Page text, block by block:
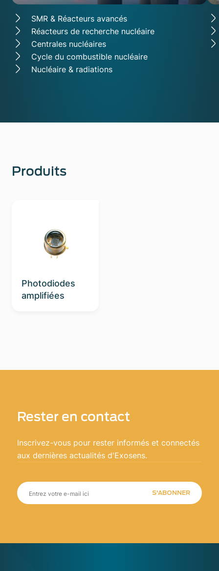
SMR & Réacteurs avancés
Réacteurs de recherche nucléaire
Centrales nucléaires
Cycle du combustible nucléaire
Nucléaire & radiations
Produits
Photodiodes
amplifiées
Rester en contact
Inscrivez-vous pour rester informés et connectés
aux dernières actualités d'Exosens.
S'ABONNER